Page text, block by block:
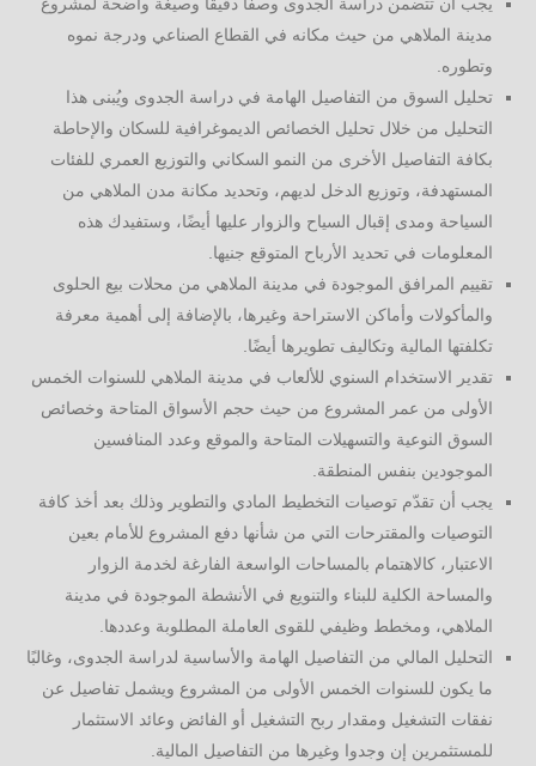
مدينة الملاهي من حيث مكانه في القطاع الصناعي ودرجة نموه
وتطوره.
تحليل السوق من التفاصيل الهامة في دراسة الجدوى ويُبنى هذا
التحليل من خلال تحليل الخصائص الديموغرافية للسكان والإحاطة
بكافة التفاصيل الأخرى من النمو السكاني والتوزيع العمري للفئات
المستهدفة، وتوزيع الدخل لديهم، وتحديد مكانة مدن الملاهي من
السياحة ومدى إقبال السياح والزوار عليها أيضًا، وستفيدك هذه
المعلومات في تحديد الأرباح المتوقع جنيها.
تقييم المرافق الموجودة في مدينة الملاهي من محلات بيع الحلوى
والمأكولات وأماكن الاستراحة وغيرها، بالإضافة إلى أهمية معرفة
تكلفتها المالية وتكاليف تطويرها أيضًا.
تقدير الاستخدام السنوي للألعاب في مدينة الملاهي للسنوات الخمس
الأولى من عمر المشروع من حيث حجم الأسواق المتاحة وخصائص
السوق النوعية والتسهيلات المتاحة والموقع وعدد المنافسين
الموجودين بنفس المنطقة.
يجب أن تقدّم توصيات التخطيط المادي والتطوير وذلك بعد أخذ كافة
التوصيات والمقترحات التي من شأنها دفع المشروع للأمام بعين
الاعتبار، كالاهتمام بالمساحات الواسعة الفارغة لخدمة الزوار
والمساحة الكلية للبناء والتنويع في الأنشطة الموجودة في مدينة
الملاهي، ومخطط وظيفي للقوى العاملة المطلوبة وعددها.
التحليل المالي من التفاصيل الهامة والأساسية لدراسة الجدوى، وغالبًا
ما يكون للسنوات الخمس الأولى من المشروع ويشمل تفاصيل عن
نفقات التشغيل ومقدار ربح التشغيل أو الفائض وعائد الاستثمار
للمستثمرين إن وجدوا وغيرها من التفاصيل المالية.